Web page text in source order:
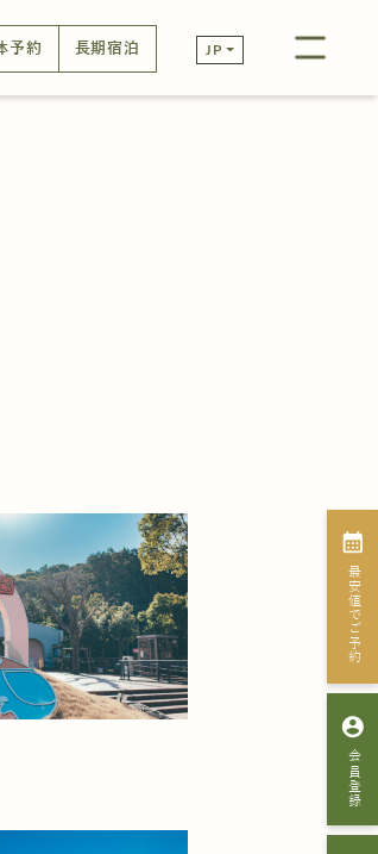
予約 長期宿泊 JP
calendar_month
最安値でご予約
account_circle
会員登録